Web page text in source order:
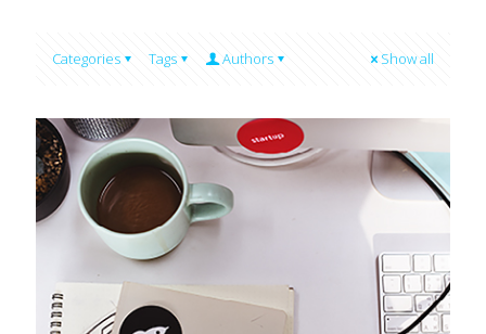
Categories Tags Authors Show all